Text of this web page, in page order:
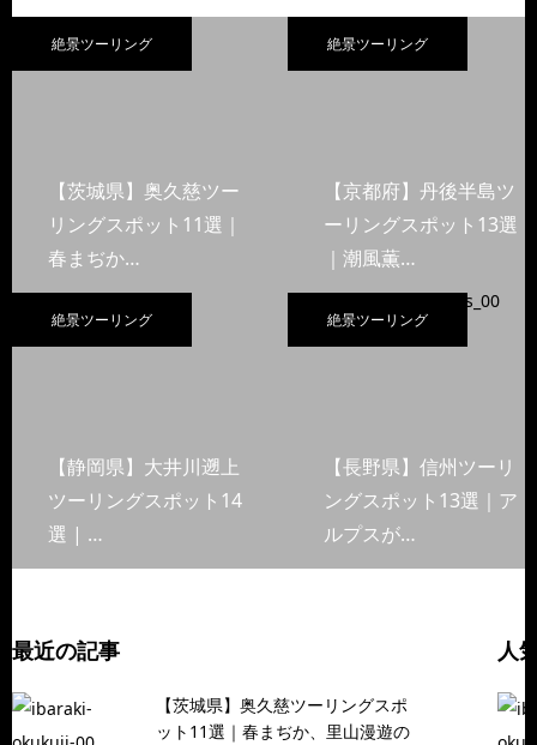
絶景ツーリング
【茨城県】奥久慈ツー
リングスポット11選｜
春まぢか…
絶景ツーリング
【京都府】丹後半島ツ
ーリングスポット13選
｜潮風薫…
絶景ツーリング
【静岡県】大井川遡上
ツーリングスポット14
選 | …
絶景ツーリング
【長野県】信州ツーリ
ングスポット13選｜ア
ルプスが…
最近の記事
【茨城県】奥久慈ツーリングスポ
ット11選｜春まぢか、里山漫遊の
人